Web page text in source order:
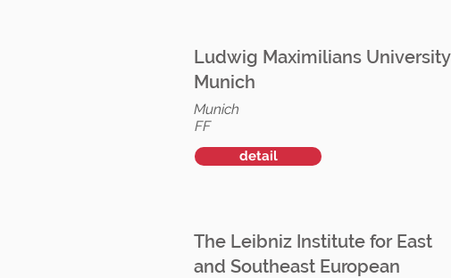
Ludwig Maximilians University
Munich
Munich
FF
detail
The Leibniz Institute for East
and Southeast European